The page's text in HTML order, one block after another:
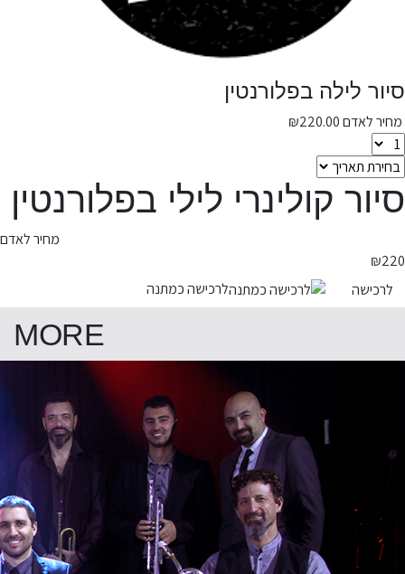
סיור לילה בפלורנטין
מחיר לאדם ₪220.00
סיור קולינרי לילי בפלורנטין
מחיר לאדם
₪220
לרכישה
לרכישה כמתנה
MORE